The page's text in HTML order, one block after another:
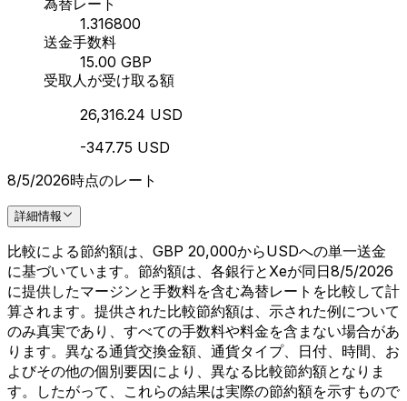
1.316800
送金手数料
15.00 GBP
受取人が受け取る額
26,316.24 USD
-347.75 USD
8/5/2026時点のレート
詳細情報
比較による節約額は、GBP 20,000からUSDへの単一送金
に基づいています。節約額は、各銀行とXeが同日8/5/2026
に提供したマージンと手数料を含む為替レートを比較して計
算されます。提供された比較節約額は、示された例について
のみ真実であり、すべての手数料や料金を含まない場合があ
ります。異なる通貨交換金額、通貨タイプ、日付、時間、お
よびその他の個別要因により、異なる比較節約額となりま
す。したがって、これらの結果は実際の節約額を示すもので